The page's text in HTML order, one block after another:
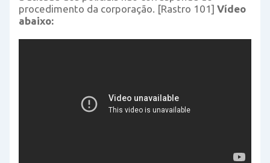
procedimento da corporação. [Rastro 101] Vídeo
abaixo: